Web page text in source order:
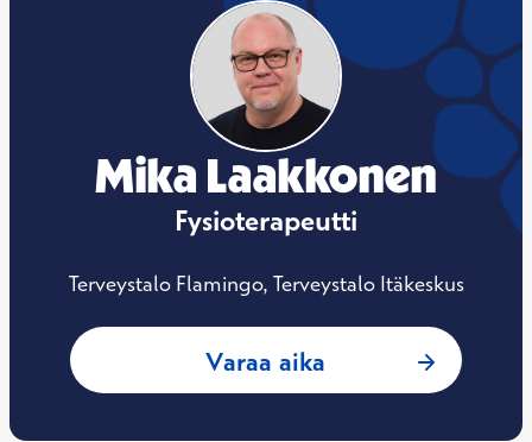
Mika Laakkonen
Fysioterapeutti
Terveystalo Flamingo, Terveystalo Itäkeskus
Varaa aika : Mika